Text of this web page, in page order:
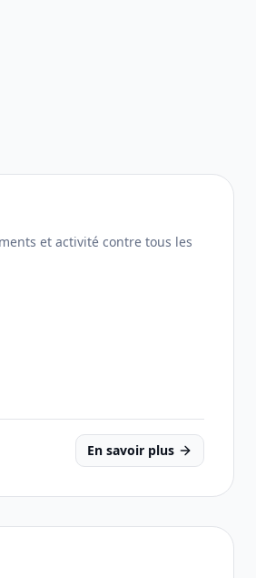
et activité contre tous les
En savoir plus